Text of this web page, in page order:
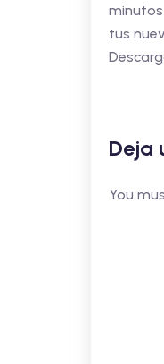
tus
Deja
You